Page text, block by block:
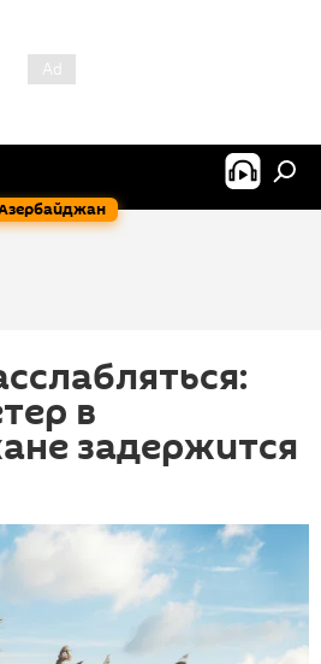
в
задержится